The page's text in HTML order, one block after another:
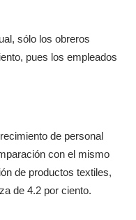
sólo los obreros
pues los empleados
de personal
con el mismo
de productos textiles,
de 4.2 por ciento.